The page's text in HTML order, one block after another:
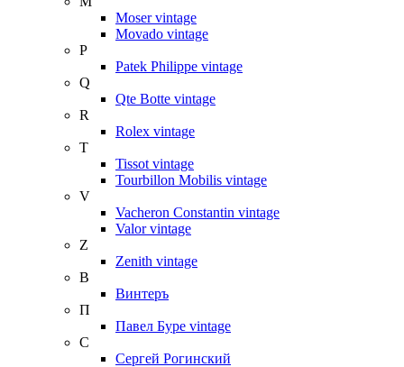
Moser vintage
Movado vintage
P
Patek Philippe vintage
Q
Qte Botte vintage
R
Rolex vintage
T
Tissot vintage
Tourbillon Mobilis vintage
V
Vacheron Constantin vintage
Valor vintage
Z
Zenith vintage
В
Винтеръ
П
Павел Буре vintage
С
Сергей Рогинский